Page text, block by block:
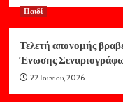
Παιδί
Τελετή απονομής
Ένωσης
22 Ιουνίου, 2026